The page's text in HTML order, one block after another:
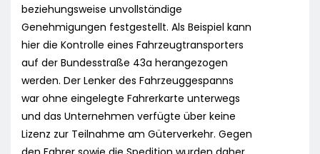
beziehungsweise unvollständige
Genehmigungen festgestellt. Als Beispiel kann
hier die Kontrolle eines Fahrzeugtransporters
auf der Bundesstraße 43a herangezogen
werden. Der Lenker des Fahrzeuggespanns
war ohne eingelegte Fahrerkarte unterwegs
und das Unternehmen verfügte über keine
Lizenz zur Teilnahme am Güterverkehr. Gegen